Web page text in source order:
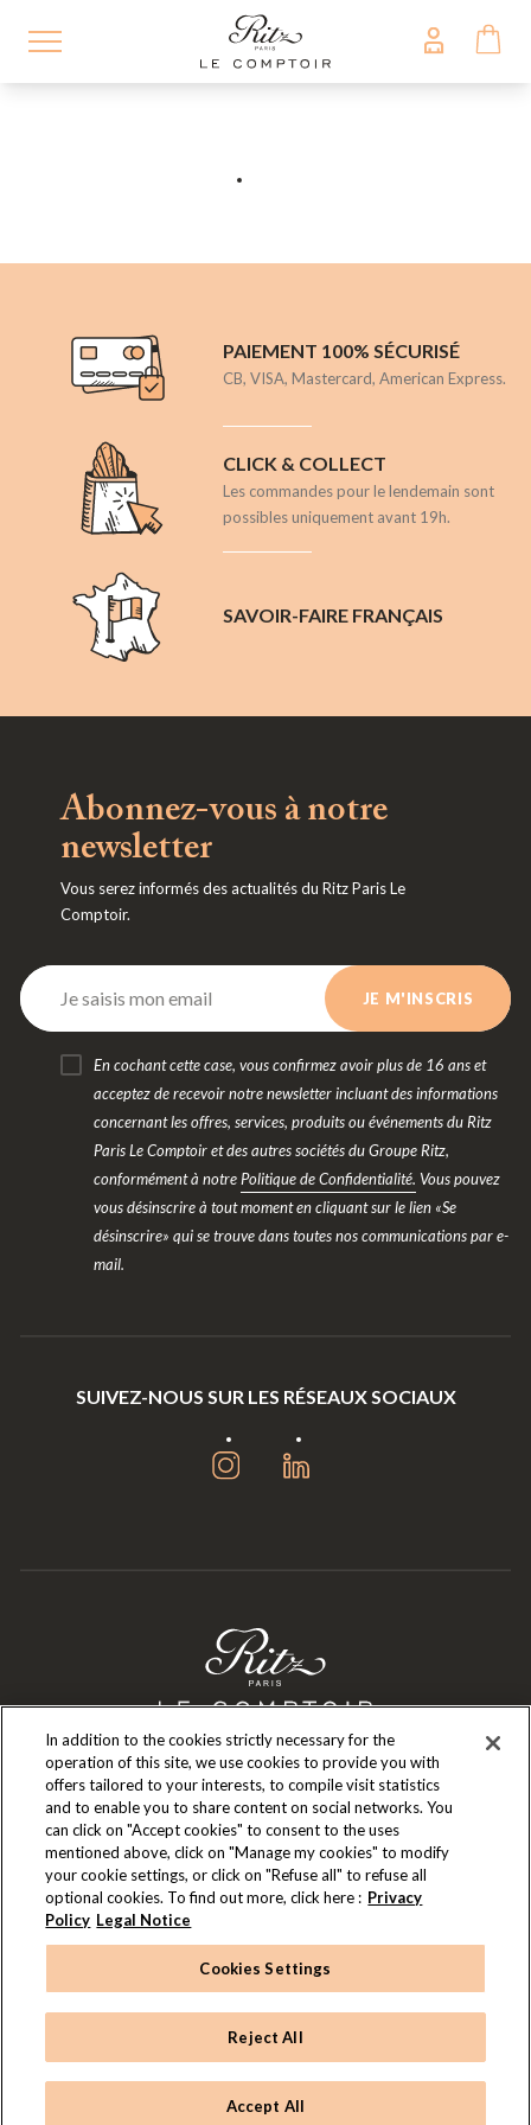
contenu
PAIEMENT 100% SÉCURISÉ
CB, VISA, Mastercard, American Express.
CLICK & COLLECT
Les commandes pour le lendemain sont
possibles uniquement avant 19h.
SAVOIR-FAIRE FRANÇAIS
Abonnez-vous à notre
newsletter
Vous serez informés des actualités du Ritz Paris Le
Comptoir.
En cochant cette case, vous confirmez avoir plus de 16 ans et
acceptez de recevoir notre newsletter incluant des informations
concernant les offres, services, produits ou événements du Ritz
Paris Le Comptoir et des autres sociétés du Groupe Ritz,
conformément à notre Politique de Confidentialité. Vous pouvez
vous désinscrire à tout moment en cliquant sur le lien «Se
désinscrire» qui se trouve dans toutes nos communications par e-
mail.
SUIVEZ-NOUS SUR LES RÉSEAUX SOCIAUX
LE COMPTOIR
Notre vision
Mon compte
INFOS & CONTACT
Nous contacter
Les boutiques
L'UNIVERS RITZ
L'École Ritz Escoffier
Ritz Paris La Boutique
Ritz
Mentions légales et conditions d'utilisation
Politique de confidentialité Conditions générales de vente FAQ
Cookies Settings
In addition to the cookies strictly necessary for the
operation of this site, we use cookies to provide you with
offers tailored to your interests, to compile visit statistics
and to enable you to share content on social networks. You
can click on "Accept cookies" to consent to the uses
mentioned above, click on "Manage my cookies" to modify
your cookie settings, or click on "Refuse all" to refuse all
optional cookies. To find out more, click here : Privacy
Policy Legal Notice
Cookies Settings
Reject All
Accept All